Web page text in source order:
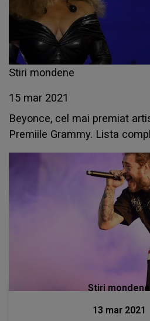
Stiri mondene
15 mar 2021
Beyonce, cel mai premiat
Premiile Grammy. Lista
Stiri mondene
13 mar 2021